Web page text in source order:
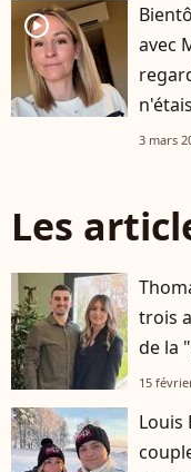
player2
avec
3 mars
Les
trois
de la
15
Louis